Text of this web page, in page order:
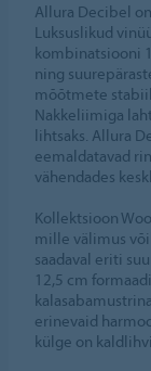
Allura Decibel
Luksuslikud
kombinatsiooni
ning
mõõtmete
Nakkeliimiga
lihtsaks. Allura
eemaldatavad
vähendades
Kollektsioon
mille välimus
saadaval eriti
12,5 cm
erinevaid
külge on